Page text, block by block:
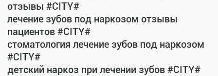
отзывы #CITY#
лечение зубов под наркозом отзывы
пациентов #CITY#
стоматология лечение зубов под наркозом
#CITY#
детский наркоз при лечении зубов #CITY#